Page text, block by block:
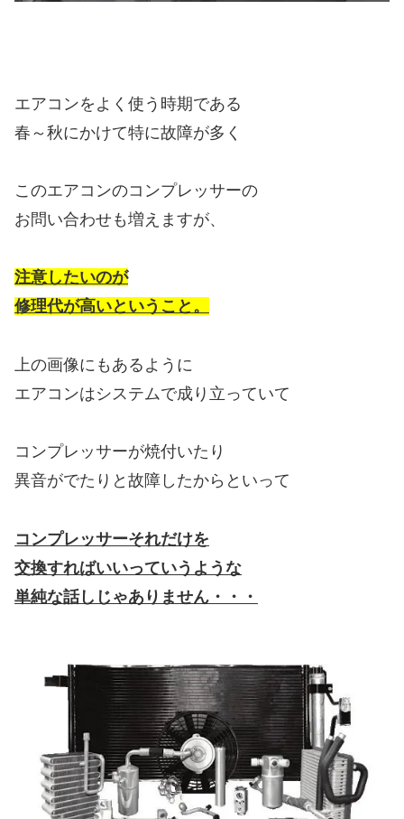
エアコンをよく使う時期である
春～秋にかけて特に故障が多く
このエアコンのコンプレッサーの
お問い合わせも増えますが、
注意したいのが
修理代が高いということ。
上の画像にもあるように
エアコンはシステムで成り立っていて
コンプレッサーが焼付いたり
異音がでたりと故障したからといって
コンプレッサーそれだけを
交換すればいいっていうような
単純な話しじゃありません・・・